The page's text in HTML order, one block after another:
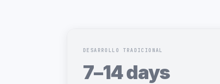
DESARROLLO TRADICIONAL
7–14 days